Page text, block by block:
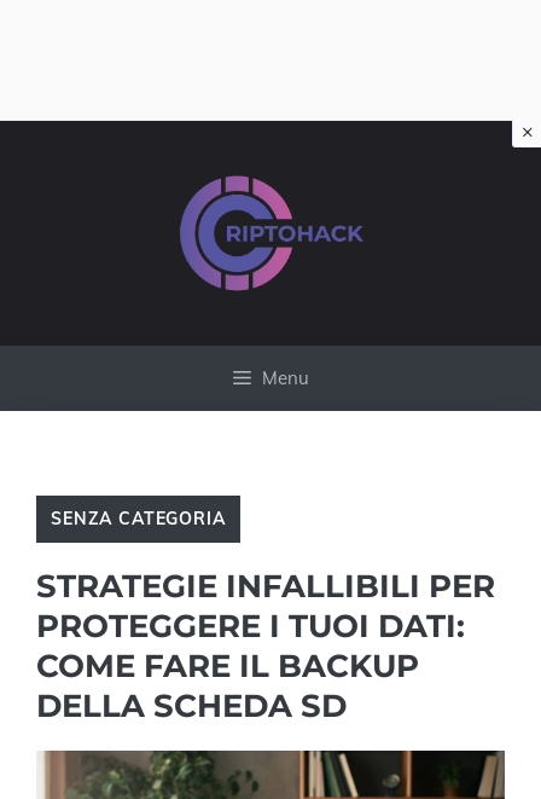
Menu
SENZA CATEGORIA
STRATEGIE INFALLIBILI PER
PROTEGGERE I TUOI DATI:
COME FARE IL BACKUP
DELLA SCHEDA SD
×